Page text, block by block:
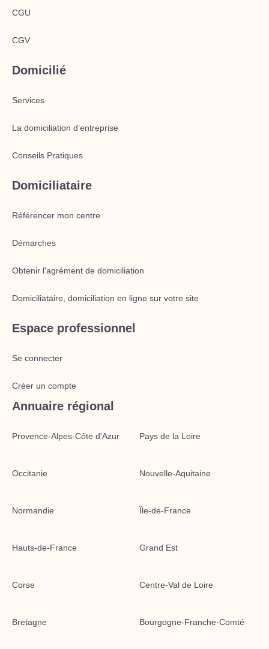
CGU
CGV
Domicilié
Services
La domiciliation d’entreprise
Conseils Pratiques
Domiciliataire
Référencer mon centre
Démarches
Obtenir l'agrément de domiciliation
Domiciliataire, domiciliation en ligne sur votre site
Espace professionnel
Se connecter
Créer un compte
Annuaire régional
Provence-Alpes-Côte d'Azur Pays de la Loire
Occitanie Nouvelle-Aquitaine
Normandie Île-de-France
Hauts-de-France Grand Est
Corse Centre-Val de Loire
Bretagne Bourgogne-Franche-Comté